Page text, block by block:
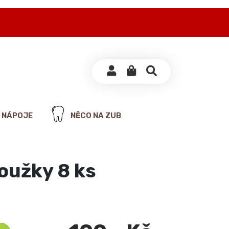
NÁPOJE NĚCO NA ZUB
8 ks